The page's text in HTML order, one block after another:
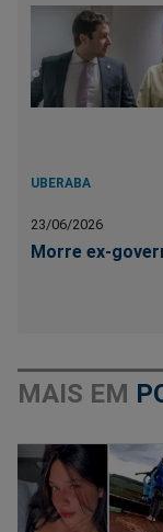
UBERABA
23/06/2026
Morre ex-
MAIS EM